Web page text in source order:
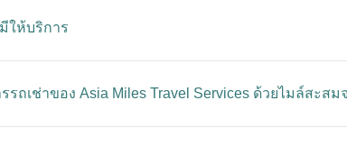
ให้บริการ
รถเช่าของ Asia Miles Travel Services ด้วยไมล์สะ